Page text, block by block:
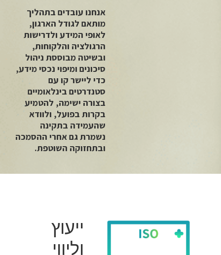
אנחנו עובדים בתהליך
מותאם לגודל הארגון,
לאופי המידע ולדרישות
הרגולציה והלקוחות,
ובשיטה מבוססת ניהול
סיכונים ומיפוי נכסי מידע,
כדי ליישר קו עם
סטנדרטים בינלאומיים
בצורה ישימה, להטמיע
בקרות בפועל, ולוודא
שהעמידה בתקינה
נשמרת גם אחרי ההסמכה
ובתחזוקה השוטפת.
ייעוץ
וליווי